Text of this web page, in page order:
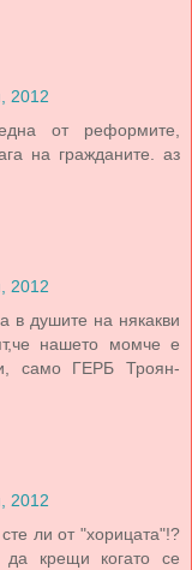
2012
от реформите,
на гражданите. аз
2012
в душите на някакви
нашето момче е
само ГЕРБ Троян-
2012
ли от "хорицата"!?
да крещи когато се